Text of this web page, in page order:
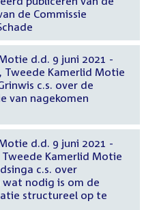
de Commissie
d.d. 9 juni 2021 -
Tweede Kamerlid Motie
c.s. over de
van nagekomen
d.d. 9 juni 2021 -
Tweede Kamerlid Motie
c.s. over
nodig is om de
structureel op te